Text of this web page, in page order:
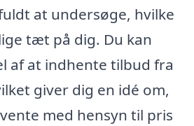
at undersøge, hvilke
tæt på dig. Du kan
af at indhente tilbud fra
giver dig en idé om,
med hensyn til pris